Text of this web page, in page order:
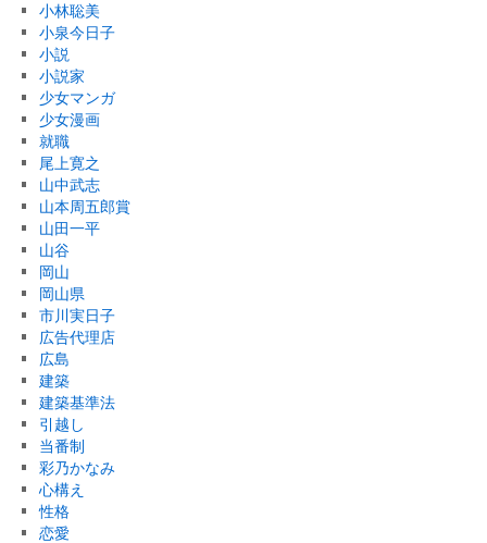
小林聡美
小泉今日子
小説
小説家
少女マンガ
少女漫画
就職
尾上寛之
山中武志
山本周五郎賞
山田一平
山谷
岡山
岡山県
市川実日子
広告代理店
広島
建築
建築基準法
引越し
当番制
彩乃かなみ
心構え
性格
恋愛